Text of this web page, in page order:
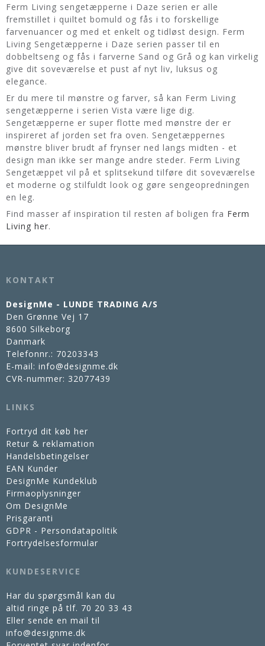
Ferm Living sengetæpperne i Daze serien er alle
fremstillet i quiltet bomuld og fås i to forskellige
farvenuancer og med et enkelt og tidløst design. Ferm
Living Sengetæpperne i Daze serien passer til en
dobbeltseng og fås i farverne Sand og Grå og kan virkelig
give dit soveværelse et pust af nyt liv, luksus og
elegance.
Er du mere til mønstre og farver, så kan Ferm Living
sengetæpperne i serien Vista være lige dig.
Sengetæpperne er super flotte med mønstre der er
inspireret af jorden set fra oven. Sengetæppernes
mønstre bliver brudt af frynser ned langs midten - et
design man ikke ser mange andre steder. Ferm Living
Sengetæppet vil på et splitsekund tilføre dit soveværelse
et moderne og stilfuldt look og gøre sengeopredningen
en leg.
Find masser af inspiration til resten af boligen fra Ferm
Living her.
KONTAKT
DesignMe - LUNDE TRADING A/S
Den Grønne Vej 17
8600 Silkeborg
Danmark
Telefonnr.: 70203343
E-mail: info@designme.dk
CVR-nummer: 32077439
LINKS
Fortryd dit køb her
Retur & reklamation
Handelsbetingelser
EAN Kunder
DesignMe Kundeklub
Firmaoplysninger
Om DesignMe
Prisgaranti
GDPR - Persondatapolitik
Fortrydelsesformular
KUNDESERVICE
Har du spørgsmål kan du
altid ringe på tlf. 70 20 33 43
Eller sende en mail til
info@designme.dk